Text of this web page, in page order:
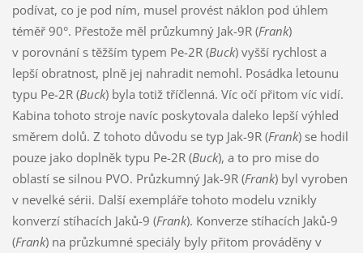
podívat, co je pod ním, musel provést náklon pod úhlem
téměř 90°. Přestože měl průzkumný Jak-9R (Frank)
v porovnání s těžším typem Pe-2R (Buck) vyšší rychlost a
lepší obratnost, plně jej nahradit nemohl. Posádka letounu
typu Pe-2R (Buck) byla totiž tříčlenná. Víc očí přitom víc vidí.
Kabina tohoto stroje navíc poskytovala daleko lepší výhled
směrem dolů. Z tohoto důvodu se typ Jak-9R (Frank) se hodil
pouze jako doplněk typu Pe-2R (Buck), a to pro mise do
oblastí se silnou PVO. Průzkumný Jak-9R (Frank) byl vyroben
v nevelké sérii. Další exempláře tohoto modelu vznikly
konverzí stíhacích Jaků-9 (Frank). Konverze stíhacích Jaků-9
(Frank) na průzkumné speciály byly přitom prováděny v